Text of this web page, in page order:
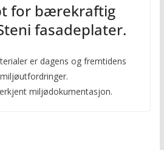
for bærekraftig
fasadeplater.
er dagens og fremtidens
miljødokumentasjon.